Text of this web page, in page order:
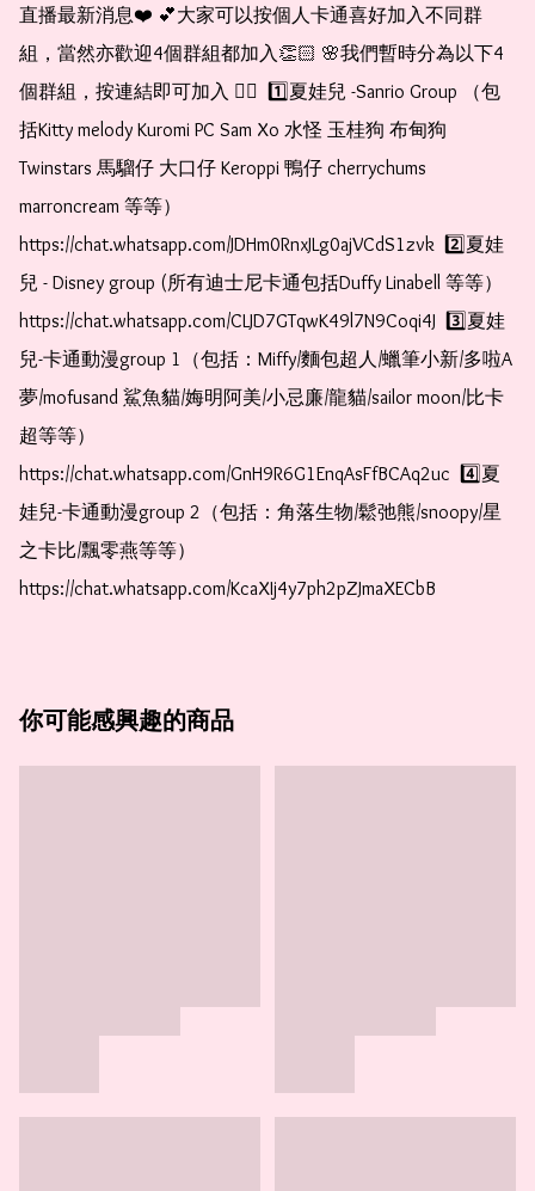
直播最新消息❤️ 💕大家可以按個人卡通喜好加入不同群
組，當然亦歡迎4個群組都加入👏🏻 🌸我們暫時分為以下4
個群組，按連結即可加入 👇🏻  1️⃣夏娃兒 -Sanrio Group （包
括Kitty melody Kuromi PC Sam Xo 水怪 玉桂狗 布甸狗
Twinstars 馬騮仔 大口仔 Keroppi 鴨仔 cherrychums
marroncream 等等）
https://chat.whatsapp.com/JDHm0RnxJLg0ajVCdS1zvk  2️⃣夏娃
兒 - Disney group (所有迪士尼卡通包括Duffy Linabell 等等）
https://chat.whatsapp.com/CLJD7GTqwK49l7N9Coqi4J  3️⃣夏娃
兒-卡通動漫group 1（包括：Miffy/麵包超人/蠟筆小新/多啦A
夢/mofusand 鯊魚貓/娒明阿美/小忌廉/龍貓/sailor moon/比卡
超等等）
https://chat.whatsapp.com/GnH9R6G1EnqAsFfBCAq2uc  4️⃣夏
娃兒-卡通動漫group 2（包括：角落生物/鬆弛熊/snoopy/星
之卡比/飄零燕等等）
https://chat.whatsapp.com/KcaXIj4y7ph2pZJmaXECbB
你可能感興趣的商品